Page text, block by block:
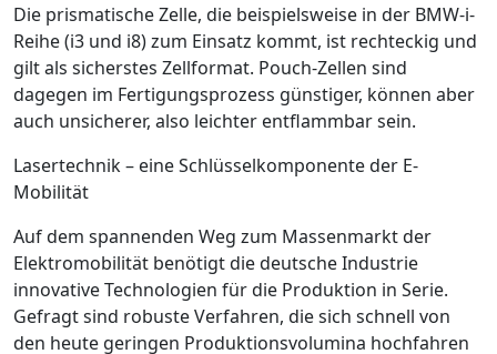
Die prismatische Zelle, die beispielsweise in der BMW-i-
Reihe (i3 und i8) zum Einsatz kommt, ist rechteckig und
gilt als sicherstes Zellformat. Pouch-Zellen sind
dagegen im Fertigungsprozess günstiger, können aber
auch unsiche­rer, also leichter entflammbar sein.
Lasertechnik – eine Schlüsselkomponente der E-
Mobilität
Auf dem spannenden Weg zum Massenmarkt der
Elektromobilität benötigt die deutsche Industrie
innovative Technologien für die Produktion in Serie.
Gefragt sind robuste Verfahren, die sich schnell von
den heute geringen Produktionsvolumina hochfahren